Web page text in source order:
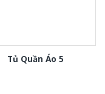
Tủ Quần Áo 5